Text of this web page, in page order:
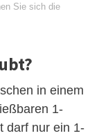
Sie sich die
in einem
1-
darf nur ein 1-